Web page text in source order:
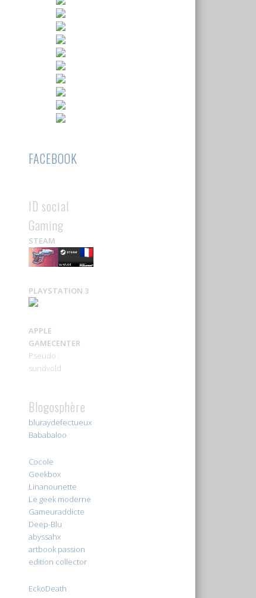
FACEBOOK
ID social
Gaming
STEAM
PLAYSTATION 3
APPLE
GAMECENTER
Pseudo :
sundvold
Blogosphère
bluraydefectueux
Bababaloo
Cocole
Geekbox
Linanounette
Le geek moderne
Gameuraddicte
Deep-Blu
abyssahx
artbook passion
edition collector
EckoDeath